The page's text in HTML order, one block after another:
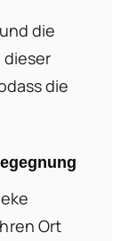
die
die
Ort